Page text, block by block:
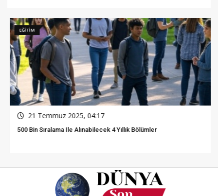
EĞİTİM
21 Temmuz 2025, 04:17
500 Bin Sıralama Ile Alınabilecek 4 Yıllık Bölümler